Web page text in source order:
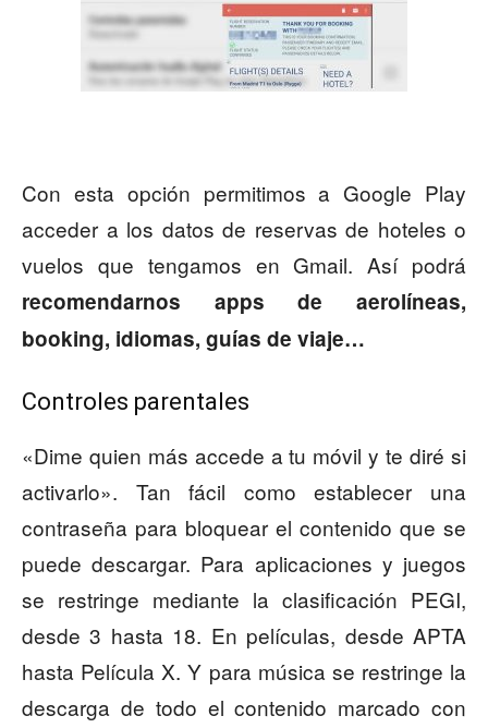
Con esta opción permitimos a Google Play
acceder a los datos de reservas de hoteles o
vuelos que tengamos en Gmail. Así podrá
recomendarnos apps de aerolíneas,
booking, idiomas, guías de viaje…
Controles parentales
«Dime quien más accede a tu móvil y te diré si
activarlo». Tan fácil como establecer una
contraseña para bloquear el contenido que se
puede descargar. Para aplicaciones y juegos
se restringe mediante la clasificación PEGI,
desde 3 hasta 18. En películas, desde APTA
hasta Película X. Y para música se restringe la
descarga de todo el contenido marcado con